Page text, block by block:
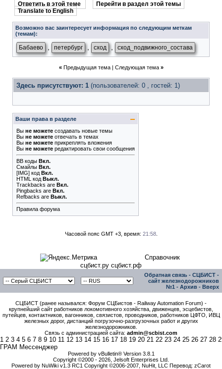
Ответить в этой теме
Перейти в раздел этой темы
Translate to English
Возможно вас заинтересует информация по следующим меткам
(темам):
Бабаево петербург сход сход_подвижного_состава
« Предыдущая тема| Следующая тема »
Здесь присутствуют: 1 (пользователей: 0 , гостей: 1)
Ваши права в разделе
Вы не можете создавать новые темы
Вы не можете отвечать в темах
Вы не можете прикреплять вложения
Вы не можете редактировать свои сообщения
BB коды Вкл.
Смайлы Вкл.
[IMG] код Вкл.
HTML код Выкл.
Trackbacks are Вкл.
Pingbacks are Вкл.
Refbacks are Выкл.
Правила форума
Часовой пояс GMT +3, время: 21:58.
Справочник
сцбист.ру сцбист.рф
Обратная связь - СЦБИСТ -
сайт железнодорожников
№1 - Архив - Вверх
СЦБИСТ (ранее назывался: Форум СЦБистов - Railway Automation Forum) -
крупнейший сайт работников локомотивного хозяйства, движенцев, эсцебистов,
путейцев, контактников, вагонников, связистов, проводников, работников ЦФТО, ИВЦ
железных дорог, дистанций погрузочно-разгрузочных работ и других
железнодорожников.
Связь с администрацией сайта: admin@scbist.com
1 2 3 4 5 6 7 8 9 10 11 12 13 14 15 16 17 18 19 20 21 22 23 24 25 26 27 28
ГРАМ Мессенджер
Powered by vBulletin® Version 3.8.1
Copyright ©2000 - 2026, Jelsoft Enterprises Ltd.
Powered by NuWiki v1.3 RC1 Copyright ©2006-2007, NuHit, LLC Перевод: zCarot